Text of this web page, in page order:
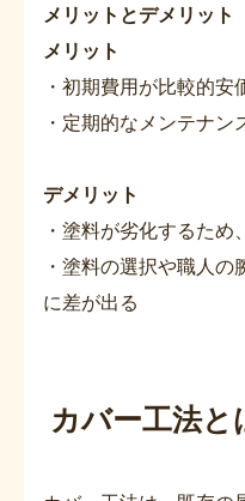
メリットとデメリット
メリット
・初期費用が比較的安
・定期的なメンテナン
デメリット
・塗料が劣化するた
・塗料の選択や職人
に差が出る
カバー工法と